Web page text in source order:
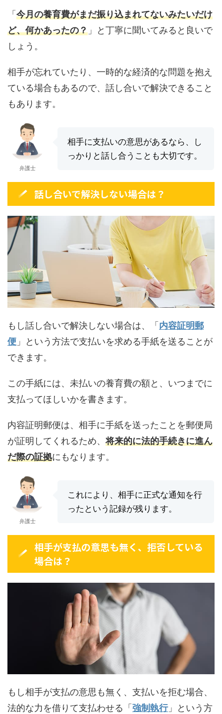
「 今月の養育費がまだ振り込まれてないみたいだけ
ど、何かあったの？ 」と丁寧に聞いてみると良いで
しょう。
相手が忘れていたり、一時的な経済的な問題を抱え
ている場合もあるので、話し合いで解決できること
もあります。
弁護士
相手に支払いの意思があるなら、し
っかりと話し合うことも大切です。
話し合いで解決しない場合は？
もし話し合いで解決しない場合は、「内容証明郵
便 」という方法で支払いを求める手紙を送ることが
できます。
この手紙には、未払いの養育費の額と、いつまでに
支払ってほしいかを書きます。
内容証明郵便は、相手に手紙を送ったことを郵便局
が証明してくれるため、 将来的に法的手続きに進ん
だ際の証拠にもなります。
弁護士
これにより、相手に正式な通知を行
ったという記録が残ります。
相手が支払の意思も無く、拒否している
場合は？
もし相手が支払の意思も無く、支払いを拒む場合、
法的な力を借りて支払わせる「 強制執行」という方